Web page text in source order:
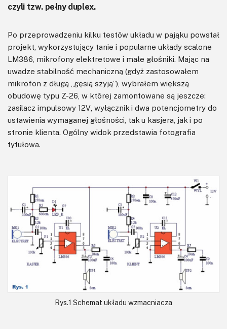
czyli tzw. pełny duplex.
Po przeprowadzeniu kilku testów układu w pająku powstał
projekt, wykorzystujący tanie i popularne układy scalone
LM386, mikrofony elektretowe i małe głośniki. Mając na
uwadze stabilność mechaniczną (gdyż zastosowałem
mikrofon z długą „gęsią szyją”), wybrałem większą
obudowę typu Z-26, w której zamontowane są jeszcze:
zasilacz impulsowy 12V, wyłącznik i dwa potencjometry do
ustawienia wymaganej głośności, tak u kasjera, jak i po
stronie klienta. Ogólny widok przedstawia fotografia
tytułowa.
Rys.1 Schemat układu wzmacniacza